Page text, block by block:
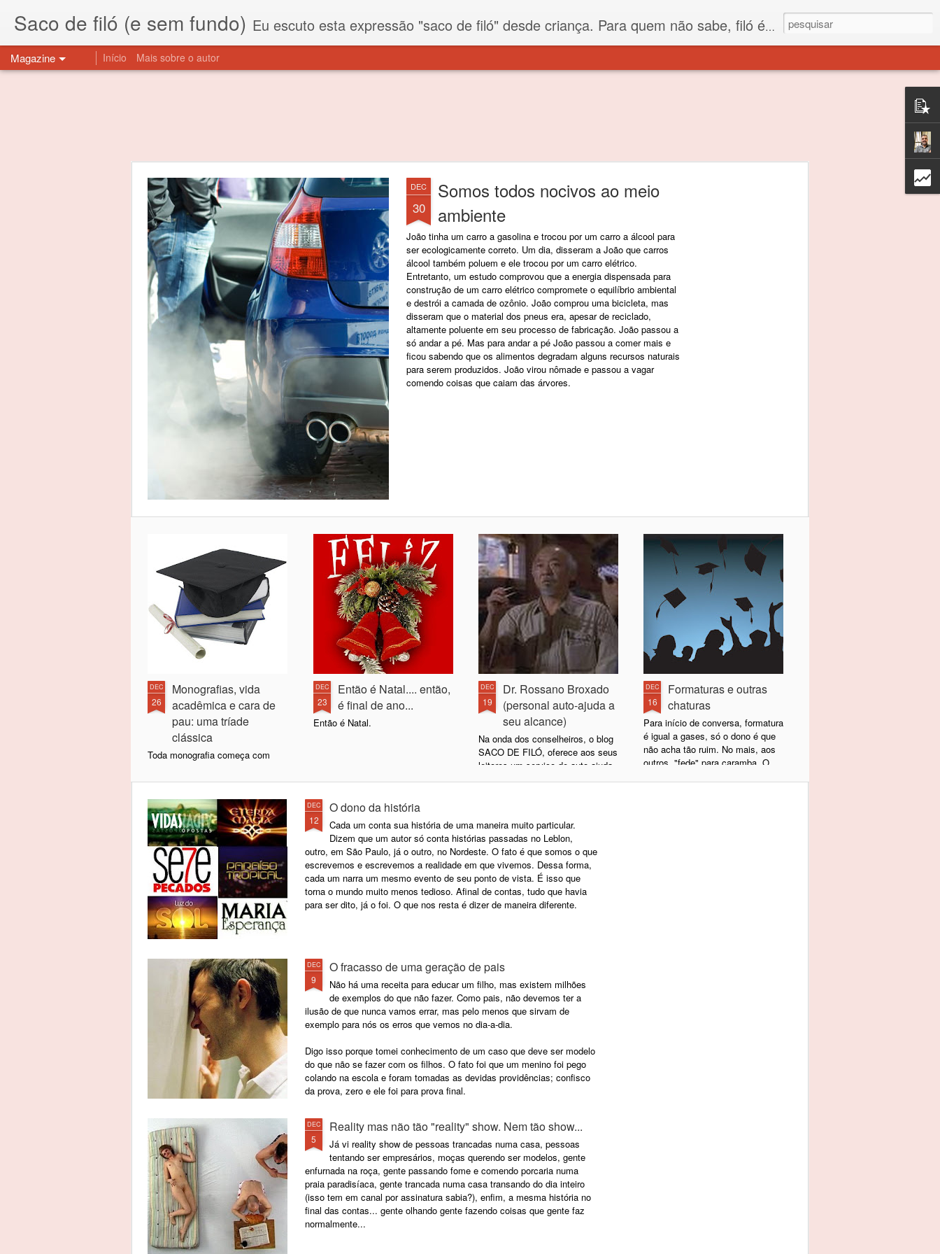
Saco de filó (e sem fundo) Eu escuto esta expressão "saco de filó" desde criança. Para quem não sabe, filó é um tecido todo furadinho e permite que um saco feito com ele, mesmo que muito exposto ao ar soprado para dentro, nunca vai se encher. Aí está o propósito deste nome... Para viver em sociedade tem que ter saco de filó.
Magazine Início Mais sobre o autor
DEC
30
Somos todos nocivos ao meio
ambiente
João tinha um carro a gasolina e trocou por um carro a álcool para
ser ecologicamente correto. Um dia, disseram a João que carros
álcool também poluem e ele trocou por um carro elétrico.
Entretanto, um estudo comprovou que a energia dispensada para
construção de um carro elétrico compromete o equilíbrio ambiental
e destrói a camada de ozônio. João comprou uma bicicleta, mas
disseram que o material dos pneus era, apesar de reciclado,
altamente poluente em seu processo de fabricação. João passou a
só andar a pé. Mas para andar a pé João passou a comer mais e
ficou sabendo que os alimentos degradam alguns recursos naturais
para serem produzidos. João virou nômade e passou a vagar
comendo coisas que caiam das árvores.
DEC
26
Monografias, vida
acadêmica e cara de
pau: uma tríade
clássica
Toda monografia começa com
primeiramente a Deus, agradeço a
que me ensinaram lições de vida,
ao meu orientador pela paciência
e blá, blá, bla..." Mas creio que
vai chegar um dia em que as
pessoas atingirão um grau de
sinceridade que nos fará sentir
saudade dos tempos de hipocrisia
em que nos adoçávamos com
mentiras, mas não nos
amargávamos com verdades.
DEC
23
Então é Natal.... então,
é final de ano...
Então é Natal.
DEC
19
Dr. Rossano Broxado
(personal auto-ajuda a
seu alcance)
Na onda dos conselheiros, o blog
SACO DE FILÓ, oferece aos seus
leitores um serviço de auto ajuda
gratuito. Com a assessoria de Dr.
Universidade de Fakeland (FUNI –
Fakeland University), pesquisador
reconhecido pelo L’Institute
Trompeur de Paris. Ao lado a foto
do Dr. Rossano, ele tem olhos
puxados, mas não sabe ainda se
é nissei, sansei... sempre que
perguntado, responde; nunsei.
Dr.
DEC
16
Formaturas e outras
chaturas
Para início de conversa, formatura
é igual a gases, só o dono é que
não acha tão ruim. No mais, aos
outros, "fede" para caramba. O
DEC
12
O dono da história
Cada um conta sua história de uma maneira muito particular.
Dizem que um autor só conta histórias passadas no Leblon,
outro, em São Paulo, já o outro, no Nordeste. O fato é que somos o que
escrevemos e escrevemos a realidade em que vivemos. Dessa forma,
cada um narra um mesmo evento de seu ponto de vista. É isso que
torna o mundo muito menos tedioso. Afinal de contas, tudo que havia
para ser dito, já o foi. O que nos resta é dizer de maneira diferente.
DEC
9
O fracasso de uma geração de pais
Não há uma receita para educar um filho, mas existem milhões
de exemplos do que não fazer. Como pais, não devemos ter a
ilusão de que nunca vamos errar, mas pelo menos que sirvam de
exemplo para nós os erros que vemos no dia-a-dia.
Digo isso porque tomei conhecimento de um caso que deve ser modelo
do que não se fazer com os filhos. O fato foi que um menino foi pego
colando na escola e foram tomadas as devidas providências; confisco
da prova, zero e ele foi para prova final.
DEC
5
Reality mas não tão "reality" show. Nem tão show...
Já vi reality show de pessoas trancadas numa casa, pessoas
tentando ser empresários, moças querendo ser modelos, gente
enfurnada na roça, gente passando fome e comendo porcaria numa
praia paradisíaca, gente trancada numa casa transando do dia inteiro
(isso tem em canal por assinatura sabia?), enfim, a mesma história no
final das contas... gente olhando gente fazendo coisas que gente faz
normalmente...